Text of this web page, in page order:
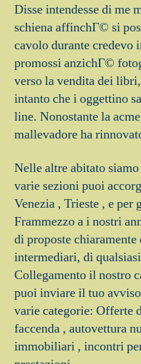
Disse intendesse di me
schiena affinchГ© si
cavolo durante
promossi anzichГ©
verso la vendita dei
intanto che i oggettino
line. Nonostante la
mallevadore ha
Nelle altre abitato
varie sezioni puoi
Venezia , Trieste , e per
Frammezzo a i nostri
di proposte
intermediari, di
Collegamento il nostro
puoi inviare il tuo
varie categorie: Offerte
faccenda , autovettura
immobiliari , incontri